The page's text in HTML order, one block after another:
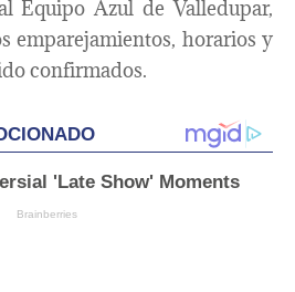
Equipo Azul de Valledupar,
emparejamientos, horarios y
confirmados.